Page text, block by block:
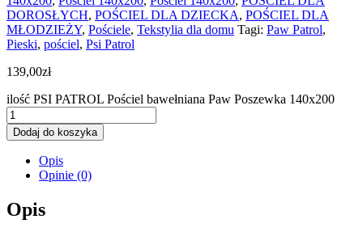
DOROSŁYCH, POŚCIEL DLA DZIECKA, POŚCIEL DLA
MŁODZIEŻY, Pościele, Tekstylia dla domu Tagi: Paw Patrol,
Pieski, pościel, Psi Patrol
139,00zł
ilość PSI PATROL Pościel bawełniana Paw Poszewka 140x200
Dodaj do koszyka
Opis
Opinie (0)
Opis